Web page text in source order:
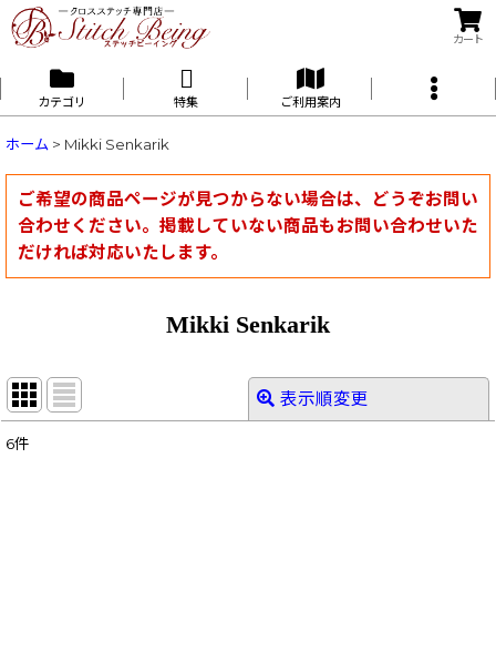
カート
カテゴリ 特集 ご利用案内
ホーム > Mikki Senkarik
ご希望の商品ページが見つからない場合は、どうぞお問い
合わせください。掲載していない商品もお問い合わせいた
だければ対応いたします。
Mikki Senkarik
表示順変更
6件